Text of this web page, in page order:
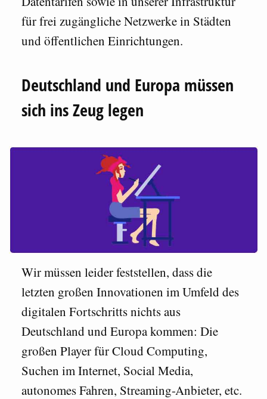
für frei zugängliche Netzwerke in Städten
und öffentlichen Einrichtungen.
Deutschland und Europa müssen
sich ins Zeug legen
Wir müssen leider feststellen, dass die
letzten großen Innovationen im Umfeld des
digitalen Fortschritts nichts aus
Deutschland und Europa kommen: Die
großen Player für Cloud Computing,
Suchen im Internet, Social Media,
autonomes Fahren, Streaming-Anbieter, etc.